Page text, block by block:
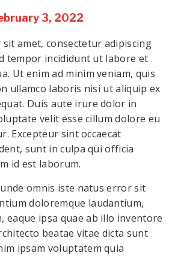
3, 2022
amet, consectetur adipiscing
tempor incididunt ut labore et
Ut enim ad minim veniam, quis
ullamco laboris nisi ut aliquip ex
Duis aute irure dolor in
velit esse cillum dolore eu
Excepteur sint occaecat
sunt in culpa qui officia
id est laborum.
omnis iste natus error sit
doloremque laudantium,
eaque ipsa quae ab illo inventore
beatae vitae dicta sunt
ipsam voluptatem quia